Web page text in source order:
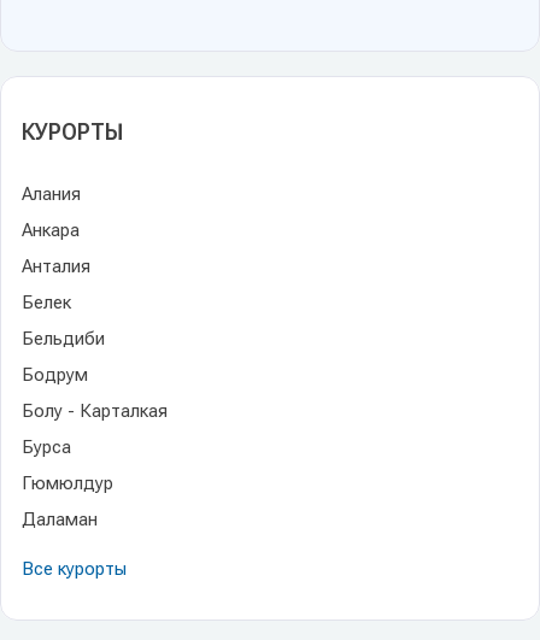
КУРОРТЫ
Алания
Анкара
Анталия
Белек
Бельдиби
Бодрум
Болу - Карталкая
Бурса
Гюмюлдур
Даламан
Все курорты